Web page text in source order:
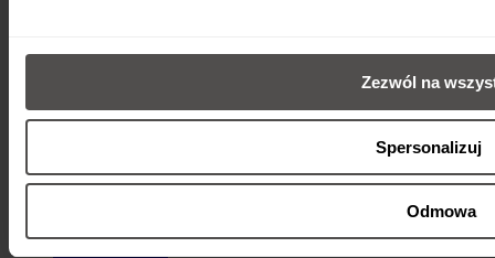
Zezwól na
Spersonalizuj
Odmowa
Do pobrania